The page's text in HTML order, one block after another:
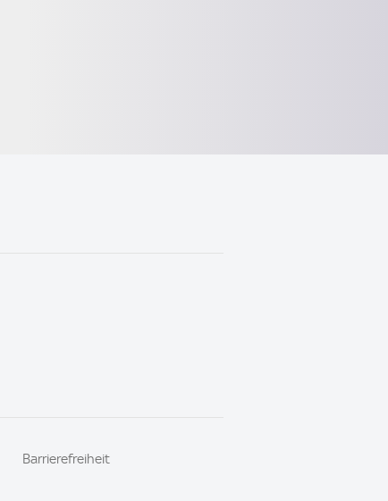
Barrierefreiheit